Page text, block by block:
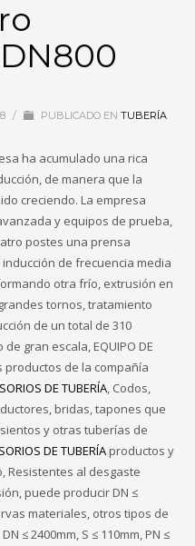
/ PUBLICADO EN TUBERÍA
ha acumulado una rica
de manera que la
creciendo. La empresa
y equipos de prueba,
postes una prensa
de frecuencia media
otra frío, extrusión en
tornos, tratamiento
de un total de 310
gran escala, EQUIPO DE
productos de la compañía
DE TUBERÍA, Codos,
bridas, tapones que
y otras tuberías de
DE TUBERÍAproductos y
Resistentes al desgaste
puede producir DN ≤
materiales, otros tipos de
≤ 2400mm, S ≤ 110mm, PN ≤